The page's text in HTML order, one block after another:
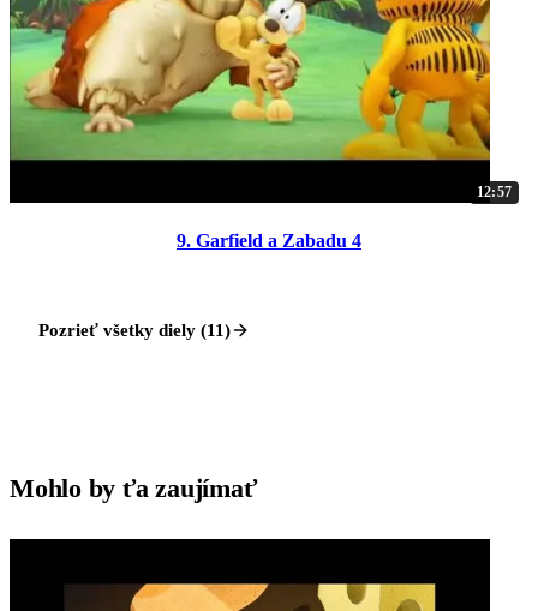
12:57
9. Garfield a Zabadu 4
Pozrieť všetky diely (11)
Mohlo by ťa zaujímať